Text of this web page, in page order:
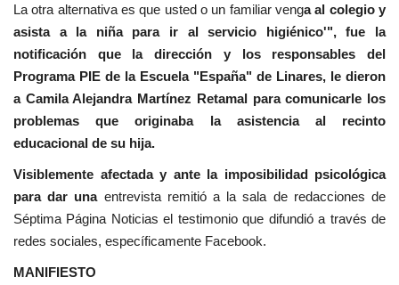
La otra alternativa es que usted o un familiar venga al colegio y
asista a la niña para ir al servicio higiénico'", fue la
notificación que la dirección y los responsables del
Programa PIE de la Escuela "España" de Linares, le dieron
a Camila Alejandra Martínez Retamal para comunicarle los
problemas que originaba la asistencia al recinto
educacional de su hija.
Visiblemente afectada y ante la imposibilidad psicológica
para dar unaentrevista remitió a la sala de redacciones de
Séptima Página Noticias el testimonio que difundió a través de
redes sociales, específicamente Facebook.
MANIFIESTO